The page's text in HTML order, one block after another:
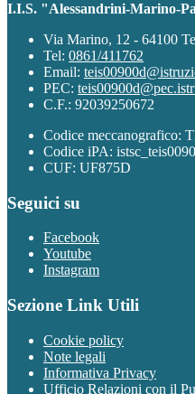
I.I.S. "Alessandrini-Marino-
Via Marino, 12 - 64100
Tel: 0861/411762
Email:
PEC:
C.F.: 92039250672
Codice meccanografico:
Codice iPA:
CUF: UF875D
Seguici su
Facebook
Youtube
Instagram
Sezione Link Utili
Cookie policy
Note legali
Informativa Privacy
Ufficio Relazioni con il